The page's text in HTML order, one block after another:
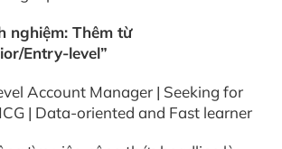
nghiệm: Thêm từ
Entry-level”
Account Manager | Seeking for
| Data-oriented and Fast learner